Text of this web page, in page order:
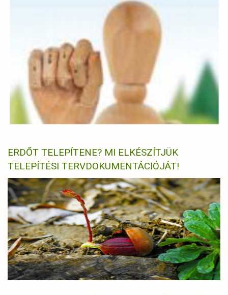
ERDŐT TELEPÍTENE? MI ELKÉSZÍTJÜK
TELEPÍTÉSI TERVDOKUMENTÁCIÓJÁT!